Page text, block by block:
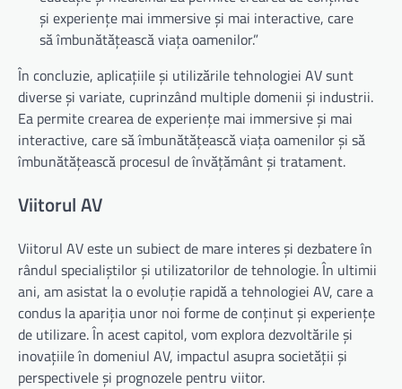
și experiențe mai immersive și mai interactive, care
să îmbunătățească viața oamenilor.”
În concluzie, aplicațiile și utilizările tehnologiei AV sunt
diverse și variate, cuprinzând multiple domenii și industrii.
Ea permite crearea de experiențe mai immersive și mai
interactive, care să îmbunătățească viața oamenilor și să
îmbunătățească procesul de învățământ și tratament.
Viitorul AV
Viitorul AV este un subiect de mare interes și dezbatere în
rândul specialiștilor și utilizatorilor de tehnologie. În ultimii
ani, am asistat la o evoluție rapidă a tehnologiei AV, care a
condus la apariția unor noi forme de conținut și experiențe
de utilizare. În acest capitol, vom explora dezvoltările și
inovațiile în domeniul AV, impactul asupra societății și
perspectivele și prognozele pentru viitor.